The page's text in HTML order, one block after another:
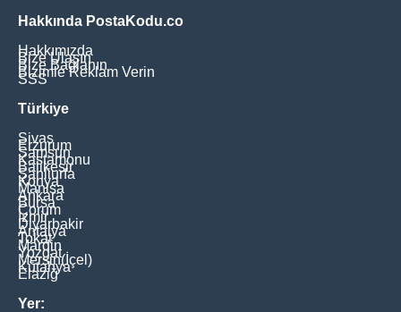
Hakkında PostaKodu.co
Hakkımızda
Bize Ulaşın
Bize Bağlanın
Bizimle Reklam Verin
SSS
Türkiye
Sivas
Erzurum
Samsun
Kastamonu
Balikesir
Şanliurfa
Konya
Manisa
Ankara
Bursa
Çorum
İzmir
Diyarbakir
Antalya
Tokat
Mardin
Yozgat
Mersin(İçel)
Kütahya
Elaziğ
Yer: